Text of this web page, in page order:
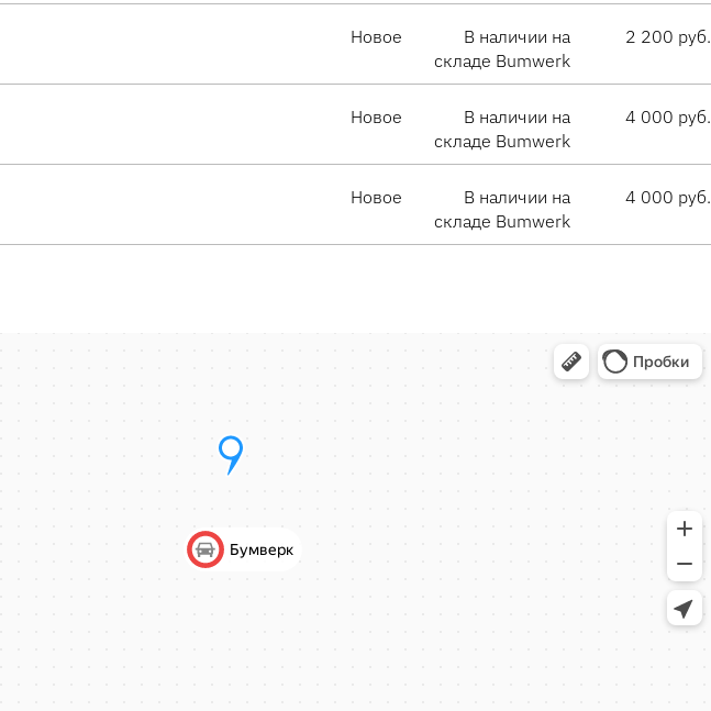
Новое
В наличии на
складе Bumwerk
2 200 руб.
Новое
В наличии на
складе Bumwerk
4 000 руб.
Новое
В наличии на
складе Bumwerk
4 000 руб.